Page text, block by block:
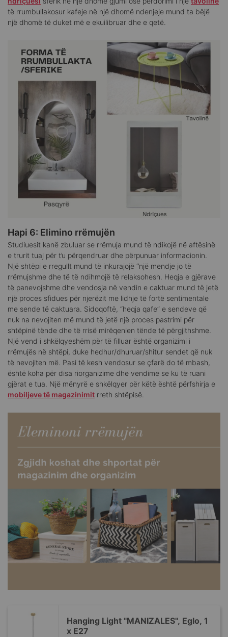
të rrumbullakosur kafeje në një dhomë ndenjeje mund ta bëjë
një dhomë të duket më e ekuilibruar dhe e qetë.
Hapi 6: Elimino rrëmujën
Studiuesit kanë zbuluar se rrëmuja mund të ndikojë në aftësinë
e trurit tuaj për t’u përqendruar dhe përpunuar informacionin.
Një shtëpi e rregullt mund të inkurajojë ‘’një mendje jo të
rrëmujshme dhe të të ndihmojë të relaksohesh. Heqja e gjërave
të panevojshme dhe vendosja në vendin e caktuar mund të jetë
një proces sfidues për njerëzit me lidhje të fortë sentimentale
me sende të caktuara. Sidoqoftë, “heqja qafe” e sendeve që
nuk na nevojiten më mund të jetë një proces pastrimi për
shtëpinë tënde dhe të rrisë mirëqenien tënde të përgjithshme.
Një vend i shkëlqyeshëm për të filluar është organizimi i
rrëmujës në shtëpi, duke hedhur/dhuruar/shitur sendet që nuk
të nevojiten më. Pasi të kesh vendosur se çfarë do të mbash,
është koha për disa riorganizime dhe vendime se ku të ruani
gjërat e tua. Një mënyrë e shkëlqyer për këtë është përfshirja e
mobiljeve të magazinimit rreth shtëpisë.
Hanging Light "MANIZALES", Eglo, 1
x E27